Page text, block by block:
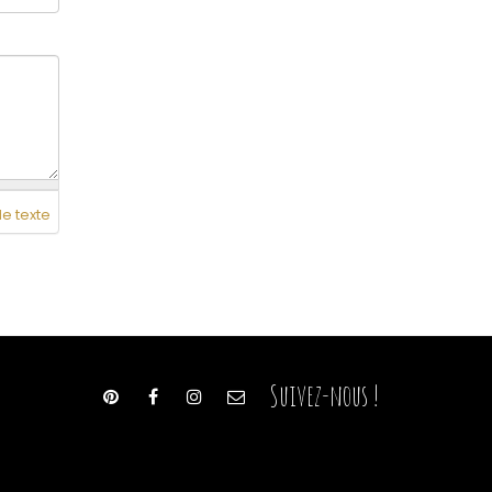
texte
Suivez-nous !